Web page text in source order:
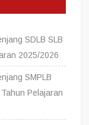
SDLB SLB
2025/2026
SMPLB
Pelajaran